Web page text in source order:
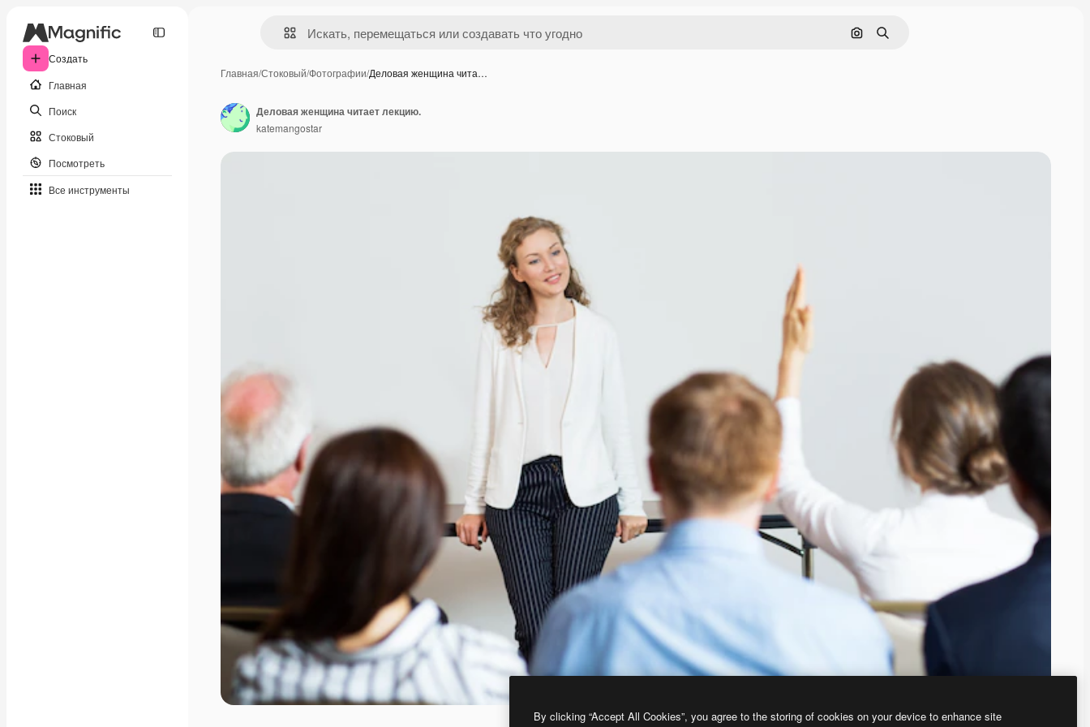
Создать
Главная
Поиск
Стоковый
Посмотреть
Все инструменты
Поиск по изображению
Поиск
Главная/Стоковый/Фотографии/Деловая женщина чита…
Деловая женщина читает лекцию.
katemangostar
By clicking “Accept All Cookies”, you agree to the storing of cookies on your device to enhance site